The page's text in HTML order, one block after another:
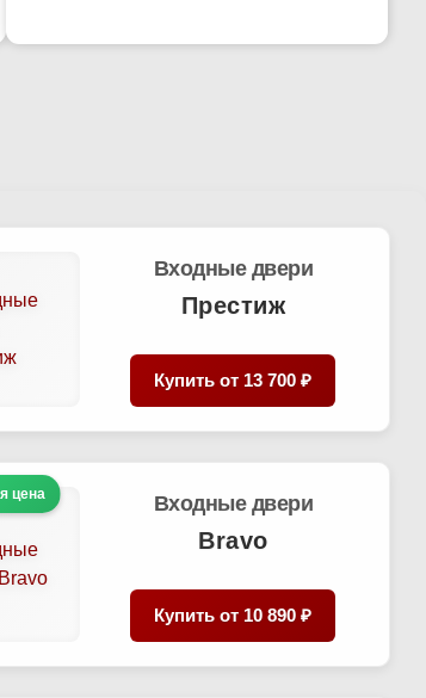
Входные двери
Престиж
Купить от 13 700 ₽
цена Входные двери
Bravo
Купить от 10 890 ₽